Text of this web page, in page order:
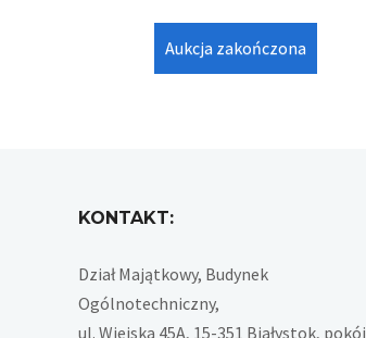
Aukcja zakończona
KONTAKT:
Dział Majątkowy, Budynek
Ogólnotechniczny,
ul. Wiejska 45A, 15-351 Białystok, pokój